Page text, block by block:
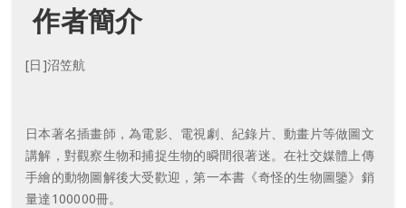
作者簡介
[日]沼笠航
日本著名插畫師，為電影、電視劇、紀錄片、動畫片等做圖文
講解，對觀察生物和捕捉生物的瞬間很著迷。在社交媒體上傳
手繪的動物圖解後大受歡迎，第一本書《奇怪的生物圖鑒》銷
量達100000冊。